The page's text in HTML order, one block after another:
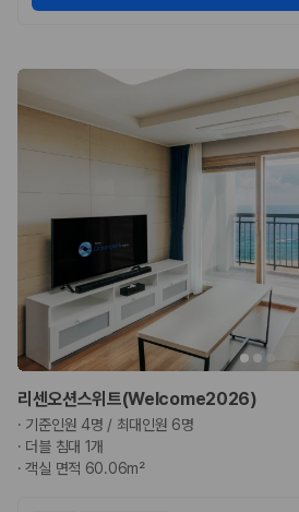
리센오션스위트(Welcome2026)
· 기준인원 4명 / 최대인원 6명
· 더블 침대 1개
·객실 면적 60.06m²